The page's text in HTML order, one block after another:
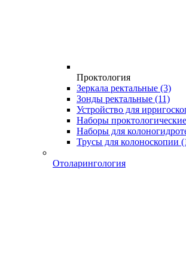
Проктология
Зеркала ректальные (3)
Зонды ректальные (11)
Устройство для
Наборы проктологические
Наборы для
Трусы для колоноскопии
Отоларингология